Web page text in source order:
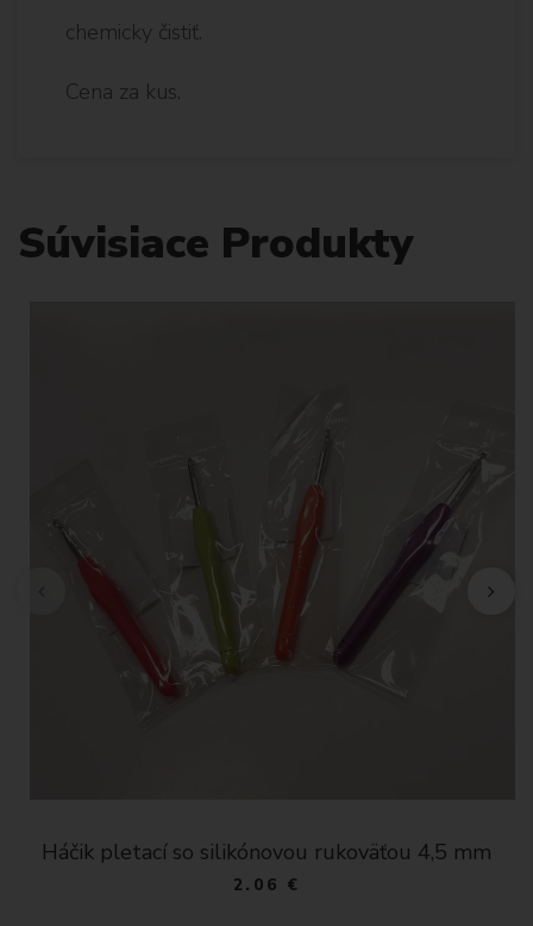
chemicky čistiť.
Cena za kus.
Súvisiace Produkty
Háčik pletací so silikónovou rukoväťou 4,5 mm
2.06 €